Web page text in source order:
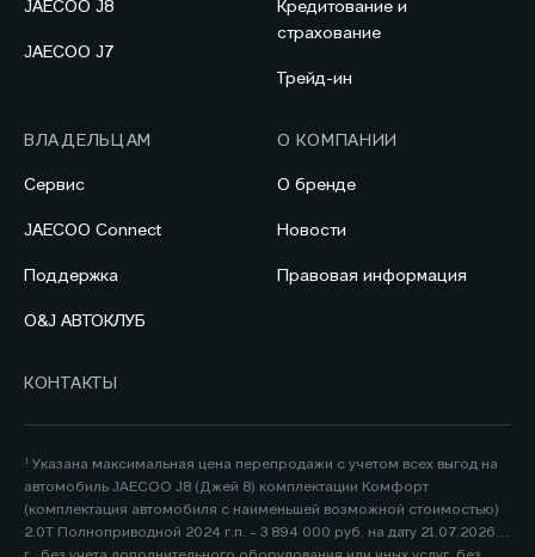
JAECOO J8
JAECOO J7
Кредитование и
страхование
Трейд-ин
ВЛАДЕЛЬЦАМ
Сервис
JAECOO Connect
Поддержка
O&J АВТОКЛУБ
О КОМПАНИИ
О бренде
Новости
Правовая информация
КОНТАКТЫ
¹ Указана максимальная цена перепродажи с учетом всех выгод на
автомобиль JAECOO J8 (Джей 8) комплектации Комфорт
(комплектация автомобиля с наименьшей возможной стоимостью)
2.0Т Полноприводной 2024 г.п. - 3 894 000 руб. на дату 21.07.2026